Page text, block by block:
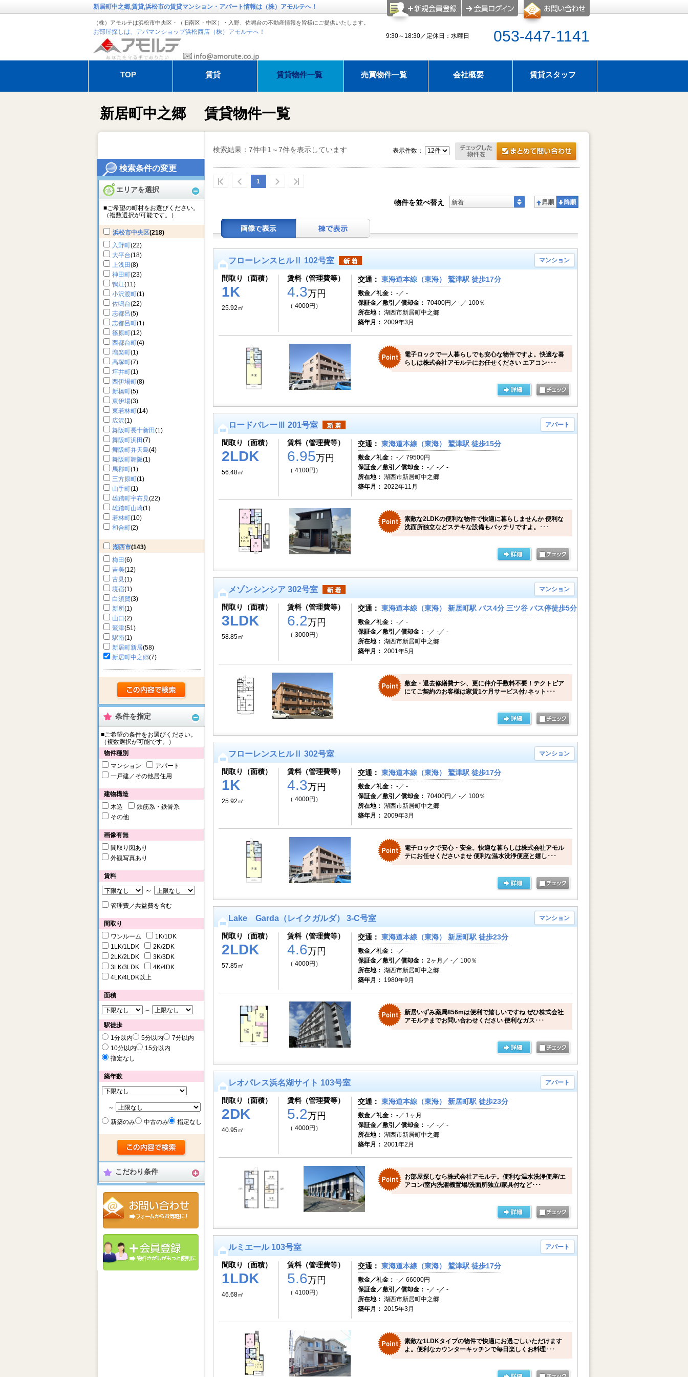
検索条件の変更
エリアを選択
■ご希望の町村をお選びください。
（複数選択が可能です。）
浜松市中央区(218)
入野町(22)
大平台(18)
上浅田(8)
神田町(23)
鴨江(11)
小沢渡町(1)
佐鳴台(22)
志都呂(5)
志都呂町(1)
篠原町(12)
西都台町(4)
増楽町(1)
高塚町(7)
坪井町(1)
西伊場町(8)
新橋町(5)
東伊場(3)
東若林町(14)
広沢(1)
舞阪町長十新田(1)
舞阪町浜田(7)
舞阪町弁天島(4)
舞阪町舞阪(1)
馬郡町(1)
三方原町(1)
山手町(1)
雄踏町宇布見(22)
雄踏町山崎(1)
若林町(10)
和合町(2)
湖西市(143)
梅田(6)
吉美(12)
古見(1)
境宿(1)
白須賀(3)
新所(1)
山口(2)
鷲津(51)
駅南(1)
新居町新居(58)
新居町中之郷(7)
条件を指定
■ご希望の条件をお選びください。
（複数選択が可能です。）
物件種別
マンション
アパート
一戸建／その他居住用
建物構造
木造
鉄筋系・鉄骨系
その他
画像有無
間取り図あり
外観写真あり
賃料
～
管理費／共益費を含む
間取り
ワンルーム
1K/1DK
1LK/1LDK
2K/2DK
2LK/2LDK
3K/3DK
3LK/3LDK
4K/4DK
4LK/4LDK以上
面積
～
駅徒歩
1分以内
5分以内
7分以内
10分以内
15分以内
指定なし
築年数
～
新築のみ
中古のみ 指定なし
こだわり条件
新居町中之郷,賃貸,浜松市の賃貸マンション・アパート情報は（株）アモルテへ！
（株）アモルテは浜松市中央区・（旧南区・中区）・入野、佐鳴台の不動産情報を皆様にご提供いたします。
お部屋探しは、アパマンショップ浜松西店（株）アモルテへ！ 053-447-1141
9:30～18:30／定休日：水曜日
TOP 賃貸 賃貸物件一覧 売買物件一覧 会社概要 賃貸スタッフ
退去・解約のお手続き アモルテの管理紹介 アモルテ 売却相談
新居町中之郷 賃貸物件一覧
検索結果：7件中1～7件を表示しています
1
表示件数：
物件を並べ替え 新着
フローレンスヒルⅡ 102号室 マンション
間取り（面積）
1K
25.92㎡
賃料（管理費等）
4.3万円
（ 4000円）
交通： 東海道本線（東海） 鷲津駅 徒歩17分
敷金／礼金： -／ -
保証金／敷引／償却金： 70400円／ -／ 100％
所在地： 湖西市新居町中之郷
築年月： 2009年3月
電子ロックで一人暮らしでも安心な物件ですよ。快適な暮
らしは株式会社アモルテにお任せください エアコン･･･
ロードバレーⅢ 201号室 アパート
間取り（面積）
2LDK
56.48㎡
賃料（管理費等）
6.95万円
（ 4100円）
交通： 東海道本線（東海） 鷲津駅 徒歩15分
敷金／礼金： -／ 79500円
保証金／敷引／償却金： -／ -／ -
所在地： 湖西市新居町中之郷
築年月： 2022年11月
素敵な2LDKの便利な物件で快適に暮らしませんか 便利な
洗面所独立などステキな設備もバッチリですよ。･･･
メゾンシンシア 302号室 マンション
間取り（面積）
3LDK
58.85㎡
賃料（管理費等）
6.2万円
（ 3000円）
交通： 東海道本線（東海） 新居町駅 バス4分 三ツ谷 バス停徒歩5分
敷金／礼金： -／ -
保証金／敷引／償却金： -／ -／ -
所在地： 湖西市新居町中之郷
築年月： 2001年5月
敷金・退去修繕費ナシ、更に仲介手数料不要！テクトピア
にてご契約のお客様は家賃1ケ月サービス付♪ネット･･･
フローレンスヒルⅡ 302号室 マンション
間取り（面積）
1K
25.92㎡
賃料（管理費等）
4.3万円
（ 4000円）
交通： 東海道本線（東海） 鷲津駅 徒歩17分
敷金／礼金： -／ -
保証金／敷引／償却金： 70400円／ -／ 100％
所在地： 湖西市新居町中之郷
築年月： 2009年3月
電子ロックで安心・安全。快適な暮らしは株式会社アモル
テにお任せくださいませ 便利な温水洗浄便座と嬉し･･･
Lake Garda（レイクガルダ） 3-C号室 マンション
間取り（面積）
2LDK
57.85㎡
賃料（管理費等）
4.6万円
（ 4000円）
交通： 東海道本線（東海） 新居町駅 徒歩23分
敷金／礼金： -／ -
保証金／敷引／償却金： 2ヶ月／ -／ 100％
所在地： 湖西市新居町中之郷
築年月： 1980年9月
新居いずみ薬局856mは便利で嬉しいですね ぜひ株式会社
アモルテまでお問い合わせください 便利なガス･･･
レオパレス浜名湖サイト 103号室 アパート
間取り（面積）
2DK
40.95㎡
賃料（管理費等）
5.2万円
（ 4000円）
交通： 東海道本線（東海） 新居町駅 徒歩23分
敷金／礼金： -／ 1ヶ月
保証金／敷引／償却金： -／ -／ -
所在地： 湖西市新居町中之郷
築年月： 2001年2月
お部屋探しなら株式会社アモルテ。便利な温水洗浄便座/エ
アコン/室内洗濯機置場/洗面所独立/家具付など･･･
ルミエール 103号室 アパート
間取り（面積）
1LDK
46.68㎡
賃料（管理費等）
5.6万円
（ 4100円）
交通： 東海道本線（東海） 鷲津駅 徒歩17分
敷金／礼金： -／ 66000円
保証金／敷引／償却金： -／ -／ -
所在地： 湖西市新居町中之郷
築年月： 2015年3月
素敵な1LDKタイプの物件で快適にお過ごしいただけます
よ。便利なカウンターキッチンで毎日楽しくお料理･･･